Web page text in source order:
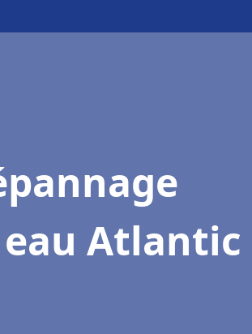
Atlantic